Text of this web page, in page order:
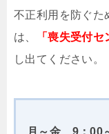
不正利用を防ぐた
は、
「喪失受付セ
し出てください。
月～金 9：00